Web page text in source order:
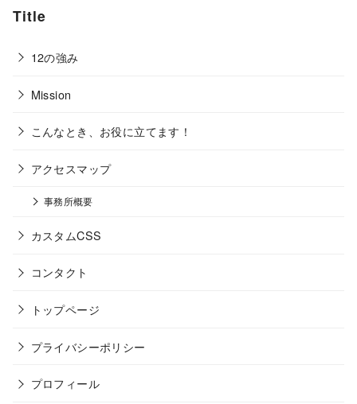
Title
12の強み
Mission
こんなとき、お役に立てます！
アクセスマップ
事務所概要
カスタムCSS
コンタクト
トップページ
プライバシーポリシー
プロフィール